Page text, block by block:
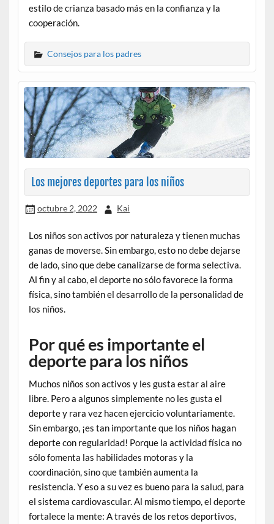
estilo de crianza basado más en la confianza y la
cooperación.
Consejos para los padres
Los mejores deportes para los niños
octubre 2, 2022 Kai
Los niños son activos por naturaleza y tienen muchas
ganas de moverse. Sin embargo, esto no debe dejarse
de lado, sino que debe canalizarse de forma selectiva.
Al fin y al cabo, el deporte no sólo favorece la forma
física, sino también el desarrollo de la personalidad de
los niños.
Por qué es importante el
deporte para los niños
Muchos niños son activos y les gusta estar al aire
libre. Pero a algunos simplemente no les gusta el
deporte y rara vez hacen ejercicio voluntariamente.
Sin embargo, ¡es tan importante que los niños hagan
deporte con regularidad! Porque la actividad física no
sólo fomenta las habilidades motoras y la
coordinación, sino que también aumenta la
resistencia. Y eso a su vez es bueno para la salud, para
el sistema cardiovascular. Al mismo tiempo, el deporte
fortalece la mente: A través de los retos deportivos,